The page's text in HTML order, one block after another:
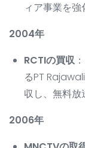
ィア事業を強
2004年
RCTIの買収
るPT
収し、無料放
2006年